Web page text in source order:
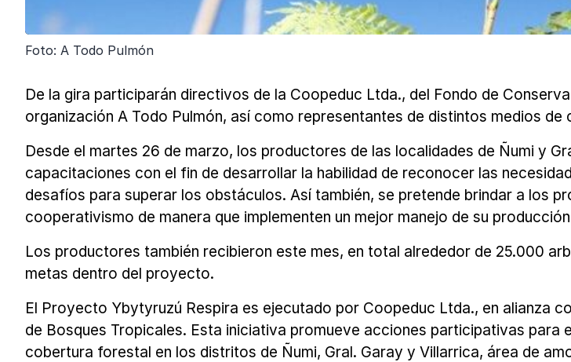
Foto: A Todo Pulmón
De la gira participarán directivos de la Coopeduc Ltda., del Fondo de
organización A Todo Pulmón, así como representantes de distintos medios de
Desde el martes 26 de marzo, los productores de las localidades de Ñumi y
capacitaciones con el fin de desarrollar la habilidad de reconocer las
desafíos para superar los obstáculos. Así también, se pretende brindar a los
cooperativismo de manera que implementen un mejor manejo de su
Los productores también recibieron este mes, en total alrededor de 25.000
metas dentro del proyecto.
El Proyecto Ybytyruzú Respira es ejecutado por Coopeduc Ltda., en alianza
de Bosques Tropicales. Esta iniciativa promueve acciones participativas para
cobertura forestal en los distritos de Ñumi, Gral. Garay y Villarrica, área de